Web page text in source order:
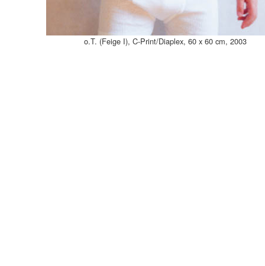
o.T. (Feige I), C-Print/Diaplex, 60 x 60 cm, 2003